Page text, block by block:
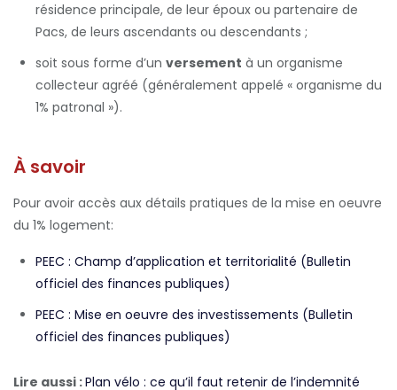
résidence principale, de leur époux ou partenaire de
Pacs, de leurs ascendants ou descendants ;
soit sous forme d’un versement à un organisme
collecteur agréé (généralement appelé « organisme du
1% patronal »).
À savoir
Pour avoir accès aux détails pratiques de la mise en oeuvre
du 1% logement:
PEEC : Champ d’application et territorialité (Bulletin
officiel des finances publiques)
PEEC : Mise en oeuvre des investissements (Bulletin
officiel des finances publiques)
Lire aussi :Plan vélo : ce qu’il faut retenir de l’indemnité